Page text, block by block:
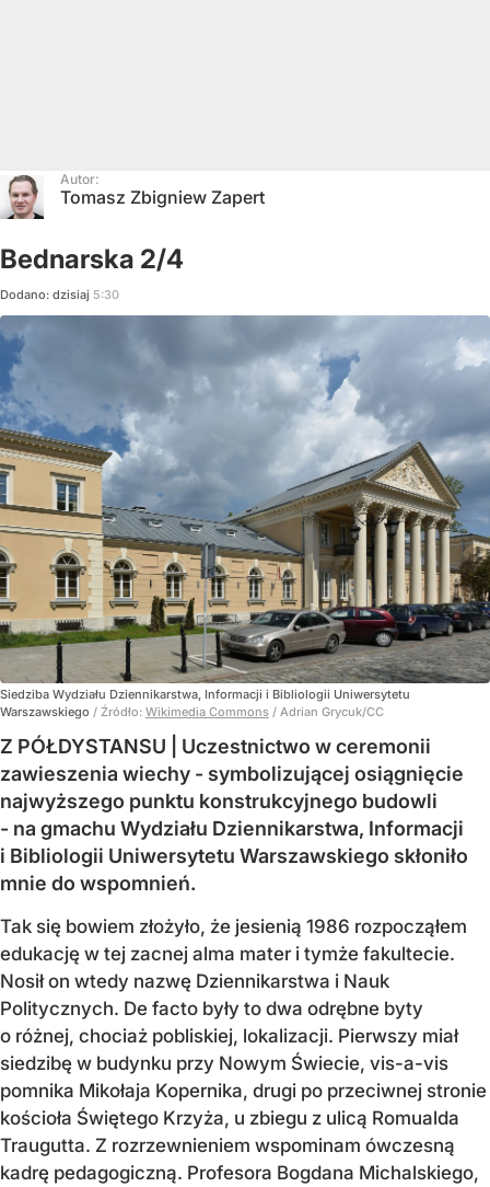
Autor:
Tomasz Zbigniew Zapert
Bednarska 2/4
Dodano: dzisiaj 5:30
Siedziba Wydziału Dziennikarstwa, Informacji i Bibliologii Uniwersytetu
Warszawskiego / Źródło: Wikimedia Commons / Adrian Grycuk/CC
Z PÓŁDYSTANSU | Uczestnictwo w ceremonii
zawieszenia wiechy - symbolizującej osiągnięcie
najwyższego punktu konstrukcyjnego budowli
- na gmachu Wydziału Dziennikarstwa, Informacji
i Bibliologii Uniwersytetu Warszawskiego skłoniło
mnie do wspomnień.
Tak się bowiem złożyło, że jesienią 1986 rozpocząłem
edukację w tej zacnej alma mater i tymże fakultecie.
Nosił on wtedy nazwę Dziennikarstwa i Nauk
Politycznych. De facto były to dwa odrębne byty
o różnej, chociaż pobliskiej, lokalizacji. Pierwszy miał
siedzibę w budynku przy Nowym Świecie, vis-a-vis
pomnika Mikołaja Kopernika, drugi po przeciwnej stronie
kościoła Świętego Krzyża, u zbiegu z ulicą Romualda
Traugutta. Z rozrzewnieniem wspominam ówczesną
kadrę pedagogiczną. Profesora Bogdana Michalskiego,